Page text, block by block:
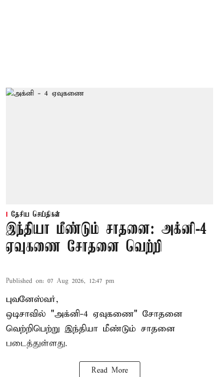
தேசிய செய்திகள்
இந்தியா மீண்டும் சாதனை: அக்னி-4
ஏவுகணை சோதனை வெற்றி
Published on: 07 Aug 2026, 12:47 pm
புவனேஸ்வர்,
ஒடிசாவில் "அக்னி-4 ஏவுகணை" சோதனை
வெற்றிபெற்று இந்தியா மீண்டும் சாதனை
படைத்துள்ளது.
Read More